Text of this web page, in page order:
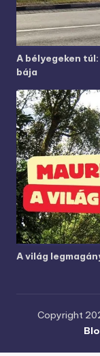
A bélyegeken
bája
A világ
Copyright